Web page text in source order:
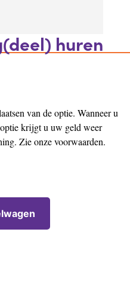
huren
van de optie. Wanneer u
krijgt u uw geld weer
Zie onze voorwaarden.